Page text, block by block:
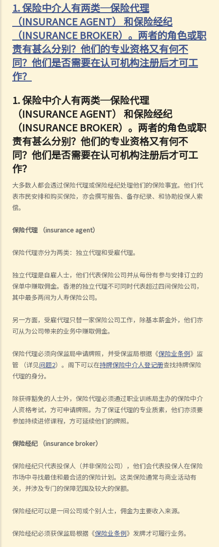
1. 保险中介人有两类─保险代理
（INSURANCE AGENT） 和保险经纪
（INSURANCE BROKER）。两者的角色或职
责有甚么分别？他们的专业资格又有何不
同？他们是否需要在认可机构注册后才可工
作？
1.保险中介人有两类─保险代理
（INSURANCE AGENT） 和保险经纪
（INSURANCE BROKER）。两者的角色或职
责有甚么分别？他们的专业资格又有何不
同？他们是否需要在认可机构注册后才可工
作？
大多数人都会透过保险代理或保险经纪处理他们的保险事宜。他们代
表市民安排和购买保险，亦会撰写报告、备存纪录、和协助投保人索
偿。
保险代理 （insurance agent）
保险代理亦分为两类：独立代理和受雇代理。
独立代理是自雇人士，他们代表保险公司并从每份有参与安排订立的
保单中赚取佣金。香港的独立代理不可同时代表超过四间保险公司，
其中最多两间为人寿保险公司。
另一方面，受雇代理只替一家保险公司工作，除基本薪金外，他们亦
可从为公司带来的业务中赚取佣金。
保险代理必须向保监局申请牌照，并受保监局根据《保险业条例》监
管 （详见问题2）。阁下可以在持牌保险中介人登记册查找持牌保险
代理的身分。
除获得豁免的人士外，保险代理必须通过职业训练局主办的保险中介
人资格考试，方可申请牌照。为了保证代理的专业质素，他们亦须要
参加持续进修课程，方可延续他们的牌照。
保险经纪 （insurance broker）
保险经纪只代表投保人（并非保险公司），他们会代表投保人在保险
市场中寻找最佳和最合适的保险计划。这类保险通常与商业活动有
关，并涉及专门的保障范围及较大的保额。
保险经纪可以是一间公司或个别人士，佣金为主要收入来源。
保险经纪必须获保监局根据《保险业条例》发牌才可履行业务。